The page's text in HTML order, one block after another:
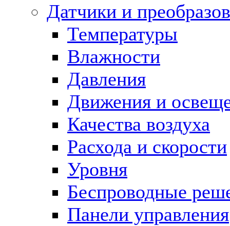
Датчики и
Температуры
Влажности
Давления
Движения и
Качества воздуха
Расхода и скорости
Уровня
Беспроводные
Панели управления